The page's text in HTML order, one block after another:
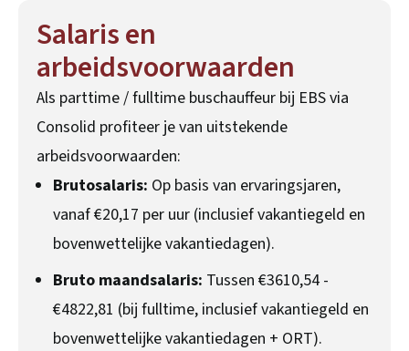
Salaris en
arbeidsvoorwaarden
Als parttime / fulltime buschauffeur bij EBS via
Consolid profiteer je van uitstekende
arbeidsvoorwaarden:
Brutosalaris: Op basis van ervaringsjaren,
vanaf €20,17 per uur (inclusief vakantiegeld en
bovenwettelijke vakantiedagen).
Bruto maandsalaris: Tussen €3610,54 -
€4822,81 (bij fulltime, inclusief vakantiegeld en
bovenwettelijke vakantiedagen + ORT).